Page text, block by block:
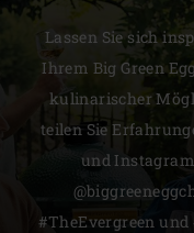
Lassen Sie sich
Ihrem Big Green
kulinarischer
teilen Sie
und Instagram
#TheEvergreen und